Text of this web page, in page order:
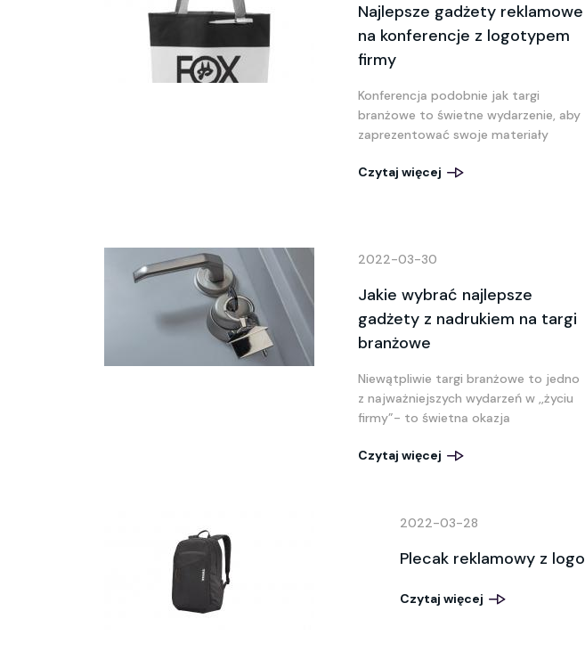
Najlepsze gadżety reklamowe
na konferencje z logotypem
firmy
Konferencja podobnie jak targi
branżowe to świetne wydarzenie, aby
zaprezentować swoje materiały
Czytaj więcej
2022-03-30
Jakie wybrać najlepsze
gadżety z nadrukiem na targi
branżowe
Niewątpliwie targi branżowe to jedno
z najważniejszych wydarzeń w ,,życiu
firmy”- to świetna okazja
Czytaj więcej
2022-03-28
Plecak reklamowy z logo
Czytaj więcej